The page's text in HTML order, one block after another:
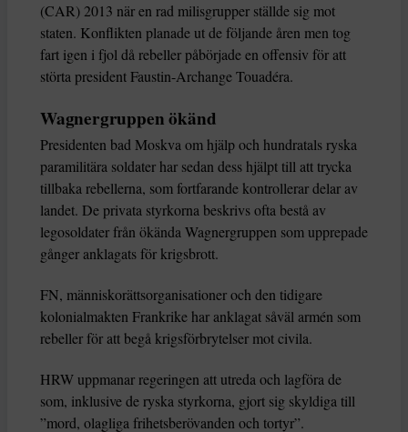
(CAR) 2013 när en rad milisgrupper ställde sig mot
staten. Konflikten planade ut de följande åren men tog
fart igen i fjol då rebeller påbörjade en offensiv för att
störta president Faustin-Archange Touadéra.
Wagnergruppen ökänd
Presidenten bad Moskva om hjälp och hundratals ryska
paramilitära soldater har sedan dess hjälpt till att trycka
tillbaka rebellerna, som fortfarande kontrollerar delar av
landet. De privata styrkorna beskrivs ofta bestå av
legosoldater från ökända Wagnergruppen som upprepade
gånger anklagats för krigsbrott.
FN, människorättsorganisationer och den tidigare
kolonialmakten Frankrike har anklagat såväl armén som
rebeller för att begå krigsförbrytelser mot civila.
HRW uppmanar regeringen att utreda och lagföra de
som, inklusive de ryska styrkorna, gjort sig skyldiga till
”mord, olagliga frihetsberövanden och tortyr”.